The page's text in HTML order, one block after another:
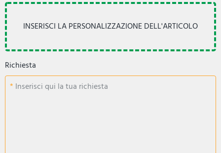
Richiesta
Inserisci qui la tua richiesta